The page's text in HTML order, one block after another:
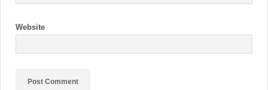
Website